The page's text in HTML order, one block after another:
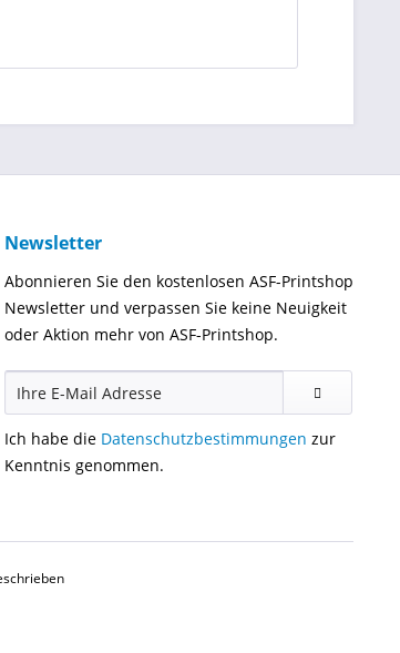
Newsletter
Abonnieren Sie den kostenlosen ASF-Printshop
Newsletter und verpassen Sie keine Neuigkeit
oder Aktion mehr von ASF-Printshop.
Ich habe die Datenschutzbestimmungen zur
Kenntnis genommen.